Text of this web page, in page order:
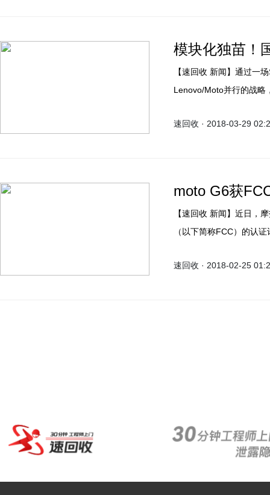
模块化独苗！
【速回收 新闻】通过一
Lenovo/Moto并行的战略
速回收 · 2018-03-29
moto G6获
【速回收 新闻】近日，摩托罗拉中端新机moto G6在美国通过了联邦通信委员会
（以下简称FCC）的认
速回收 · 2018-02-25